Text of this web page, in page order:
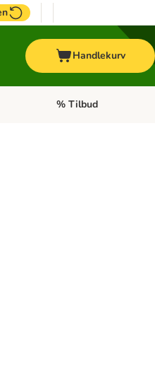
Handlekurv
Hest Åpne kategorimeny:
% Tilbud